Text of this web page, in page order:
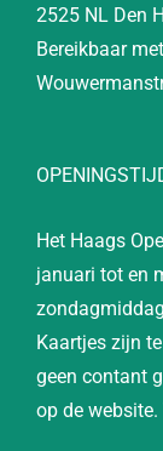
2525 NL Den
Bereikbaar
Het Haags
januari tot en
Kaartjes zijn
geen contant
op de